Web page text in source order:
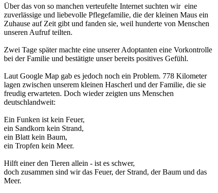
Über das von so manchen verteufelte Internet suchten wir eine
zuverlässige und liebevolle Pflegefamilie, die der kleinen Maus ein
Zuhause auf Zeit gibt und fanden sie, weil hunderte von Menschen
unseren Aufruf teilten.
Zwei Tage später machte eine unserer Adoptanten eine Vorkontrolle
bei der Familie und bestätigte unser bereits positives Gefühl.
Laut Google Map gab es jedoch noch ein Problem. 778 Kilometer
lagen zwischen unserem kleinen Hascherl und der Familie, die sie
freudig erwarteten. Doch wieder zeigten uns Menschen
deutschlandweit:
Ein Funken ist kein Feuer,
ein Sandkorn kein Strand,
ein Blatt kein Baum,
ein Tropfen kein Meer.
Hilft einer den Tieren allein - ist es schwer,
doch zusammen sind wir das Feuer, der Strand, der Baum und das
Meer.